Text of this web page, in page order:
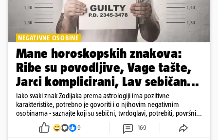
NEGATIVNE OSOBINE
Mane horoskopskih znakova:
Ribe su povodljive, Vage tašte,
Jarci komplicirani, Lav sebičan...
Iako svaki znak Zodijaka prema astrologiji ima pozitivne
karakteristike, potrebno je govoriti i o njihovim negativnim
osobinama - saznajte koji su sebični, tvrdoglavi, potrebiti, površni...
9 169